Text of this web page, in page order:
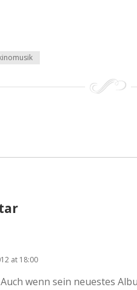
at 18:00
wenn sein neuestes